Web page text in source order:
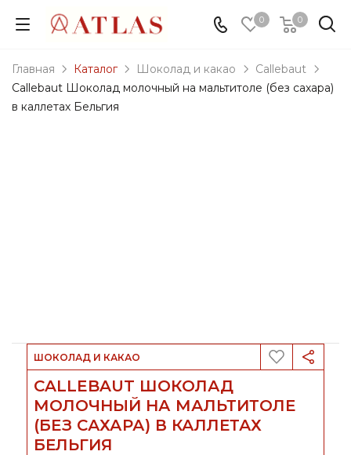
0 0
Главная Каталог Шоколад и какао
Callebaut
Callebaut Шоколад молочный на мальтитоле (без сахара)
в каллетах Бельгия
ШОКОЛАД И КАКАО
CALLEBAUT ШОКОЛАД
МОЛОЧНЫЙ НА МАЛЬТИТОЛЕ
(БЕЗ САХАРА) В КАЛЛЕТАХ
БЕЛЬГИЯ